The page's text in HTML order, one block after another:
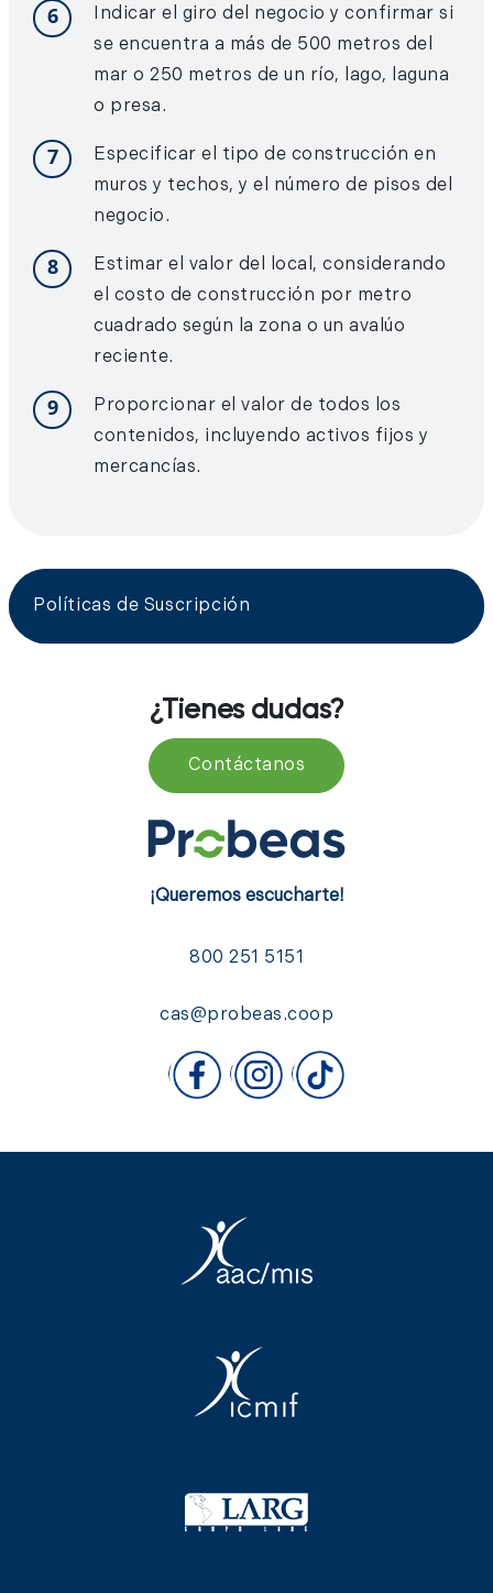
6
Indicar el giro del negocio y confirmar si
se encuentra a más de 500 metros del
mar o 250 metros de un río, lago, laguna
o presa.
7
Especificar el tipo de construcción en
muros y techos, y el número de pisos del
negocio.
8
Estimar el valor del local, considerando
el costo de construcción por metro
cuadrado según la zona o un avalúo
reciente.
9
Proporcionar el valor de todos los
contenidos, incluyendo activos fijos y
mercancías.
Políticas de Suscripción
La suma asegurada mínima para edificios es
de $60,000.00 MXN y máxima de
$30,000,000.00 MXN.
Los inmuebles asegurados deben estar a
más de 250 metros de ríos, lagos o lagunas,
y a más de 500 metros del mar.
de negocio, se cotizará según el giro de
¿Tienes dudas?
Contáctanos
¡Queremos escucharte!
800 251 5151
cas@probeas.coop